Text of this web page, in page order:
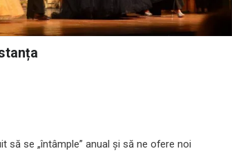
să se „întâmple” anual și să ne ofere noi